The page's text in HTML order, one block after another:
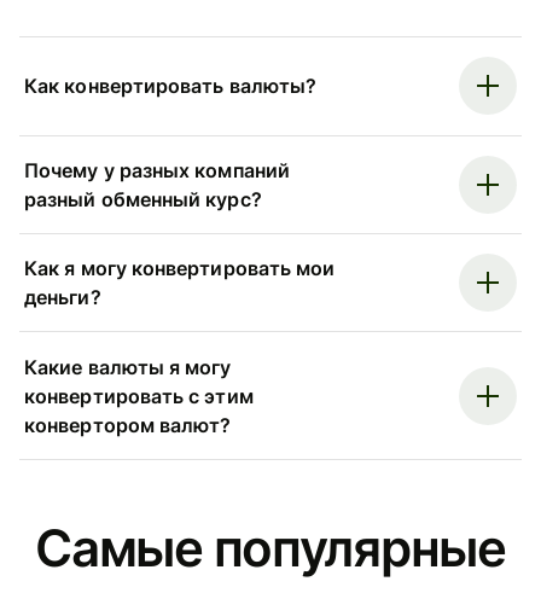
Как конвертировать валюты?
Почему у разных компаний
разный обменный курс?
Как я могу конвертировать мои
деньги?
Какие валюты я могу
конвертировать с этим
конвертором валют?
Самые популярные